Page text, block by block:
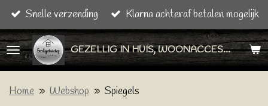
Ga
direct
naar
de
hoofdinhoud
GEZELLIG IN HUIS, WOONACCESSOIRES & CADEAU ARTIKELEN
Snelle verzending Klarna achteraf betalen mogelijk
Home » Webshop » Spiegels